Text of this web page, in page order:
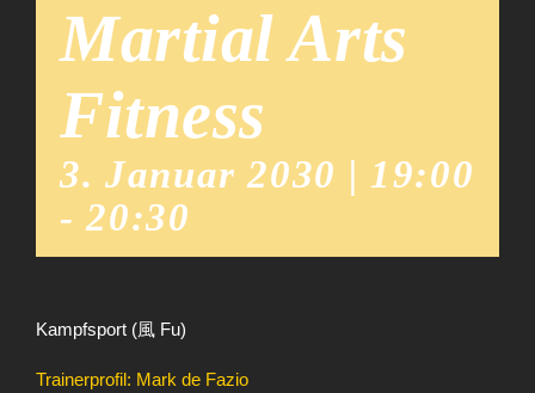
Martial Arts
Fitness
3. Januar 2030 | 19:00
-20:30
Kampfsport (風 Fu)
Trainerprofil: Mark de Fazio